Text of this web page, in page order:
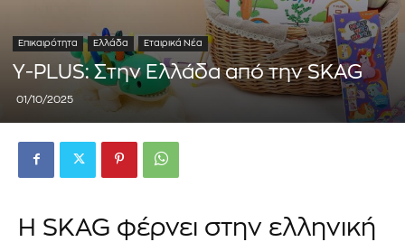
Επικαιρότητα Ελλάδα Εταιρικά Νέα
Y-PLUS: Στην Ελλάδα από την SKAG
01/10/2025
Η SKAG φέρνει στην ελληνική